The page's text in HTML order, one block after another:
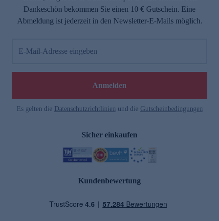
Dankeschön bekommen Sie einen 10 € Gutschein. Eine
Abmeldung ist jederzeit in den Newsletter-E-Mails möglich.
E-Mail-Adresse eingeben
Anmelden
Es gelten die Datenschutzrichtlinien und die Gutscheinbedingungen
Sicher einkaufen
Kundenbewertung